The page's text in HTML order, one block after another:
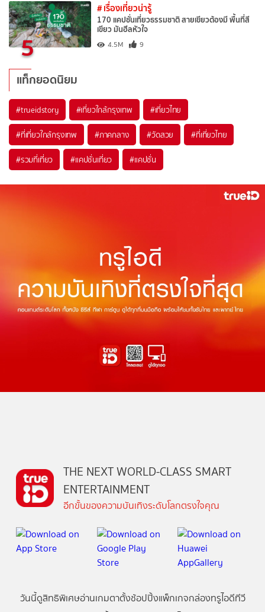
5
# เรื่องเที่ยวน่ารู้
170 แคปชั่นเที่ยวธรรมชาติ สายเขียวต้องมี พื้นที่สี
เขียว มันฮีลหัวใจ
4.5M 9
แท็กยอดนิยม
#trueidstory #เที่ยวใกล้กรุงเทพ #เที่ยวไทย
#ที่เที่ยวใกล้กรุงเทพ #ภาคกลาง #วัดสวย #ที่เที่ยวไทย
#รวมที่เที่ยว #แคปชั่นเที่ยว #แคปชั่น
THE NEXT WORLD-CLASS SMART
ENTERTAINMENT
อีกขั้นของความบันเทิงระดับโลกตรงใจคุณ
วันนี้ดูสิทธิพิเศษอ่านเกมตาตั้งช้อปปิ้งแพ็กเกจกล่องทรูไอดีทีวี